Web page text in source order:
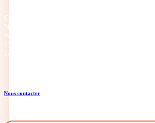
CRTE Normandie
Normandie Equine Vallée
Bât. Espace Vie Entreprenariat
1504 Rte de l’Eglise
14430 GOUSTRANVILLE
Nous contacter